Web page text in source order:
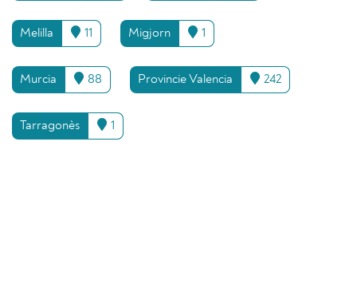
Melilla 11 Migjorn 1
Murcia 88 Provincie Valencia 242
Tarragonès 1